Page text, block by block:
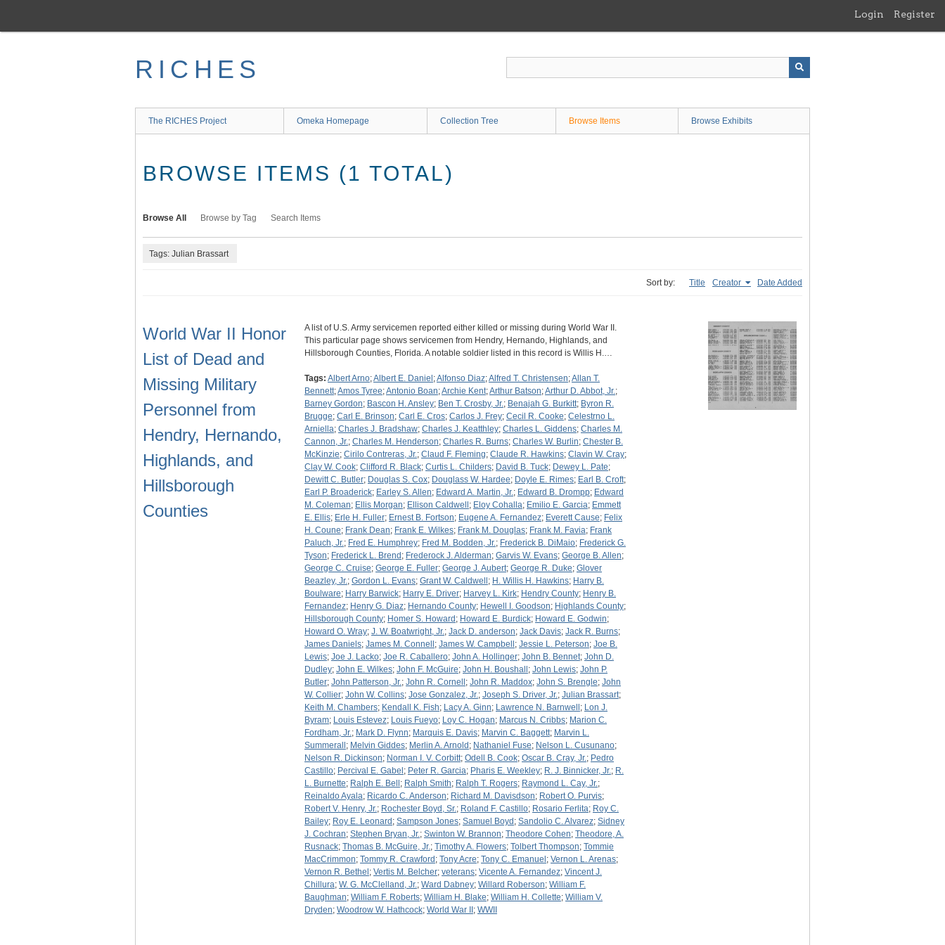
main
Login Register
RICHES
The RICHES Project Omeka Homepage Collection Tree Browse Items Browse Exhibits
BROWSE ITEMS (1 TOTAL)
Browse All Browse by Tag Search Items
Tags: Julian Brassart
Sort by: Title Creator Date Added
World War II Honor
List of Dead and
Missing Military
Personnel from
Hendry, Hernando,
Highlands, and
Hillsborough
Counties
A list of U.S. Army servicemen reported either killed or missing during World War II.
This particular page shows servicemen from Hendry, Hernando, Highlands, and
Hillsborough Counties, Florida. A notable soldier listed in this record is Willis H.…
Tags: Albert Arno;Albert E. Daniel ;Alfonso Diaz;Alfred T. Christensen;Allan T.
Bennett;Amos Tyree;Antonio Boan;Archie Kent;Arthur Batson;Arthur D. Abbot, Jr.;
Barney Gordon; Bascon H. Ansley; Ben T. Crosby, Jr.; Benajah G. Burkitt; Byron R.
Brugge; Carl E. Brinson; Carl E. Cros; Carlos J. Frey; Cecil R. Cooke; Celestrno L.
Arniella; Charles J. Bradshaw; Charles J. Keatthley; Charles L. Giddens; Charles M.
Cannon, Jr.; Charles M. Henderson; Charles R. Burns; Charles W. Burlin; Chester B.
McKinzie; Cirilo Contreras, Jr.; Claud F. Fleming; Claude R. Hawkins; Clavin W. Cray;
Clay W. Cook; Clifford R. Black; Curtis L. Childers; David B. Tuck; Dewey L. Pate;
Dewitt C. Butler; Douglas S. Cox; Douglass W. Hardee; Doyle E. Rimes; Earl B. Croft;
Earl P. Broaderick; Earley S. Allen; Edward A. Martin, Jr.; Edward B. Drompp; Edward
M. Coleman; Ellis Morgan; Ellison Caldwell ; Eloy Cohalla; Emilio E. Garcia; Emmett
E. Ellis; Erle H. Fuller; Ernest B. Fortson; Eugene A. Fernandez; Everett Cause; Felix
H. Coune; Frank Dean; Frank E. Wilkes; Frank M. Douglas; Frank M. Favia; Frank
Paluch, Jr.; Fred E. Humphrey; Fred M. Bodden, Jr.; Frederick B. DiMaio; Frederick G.
Tyson; Frederick L. Brend ; Frederock J. Alderman; Garvis W. Evans; George B. Allen;
George C. Cruise; George E. Fuller; George J. Aubert; George R. Duke; Glover
Beazley, Jr.; Gordon L. Evans; Grant W. Caldwell ; H. Willis H. Hawkins; Harry B.
Boulware; Harry Barwick; Harry E. Driver; Harvey L. Kirk; Hendry County; Henry B.
Fernandez; Henry G. Diaz; Hernando County; Hewell I. Goodson; Highlands County;
Hillsborough County; Homer S. Howard ; Howard E. Burdick; Howard E. Godwin;
Howard O. Wray; J. W. Boatwright, Jr.; Jack D. anderson; Jack Davis; Jack R. Burns;
James Daniels; James M. Connell ; James W. Campbell ; Jessie L. Peterson; Joe B.
Lewis; Joe J. Lacko; Joe R. Caballero; John A. Hollinger; John B. Bennet; John D.
Dudley; John E. Wilkes; John F. McGuire; John H. Boushall ; John Lewis; John P.
Butler; John Patterson, Jr.; John R. Cornell ; John R. Maddox; John S. Brengle; John
W. Collier; John W. Collins; Jose Gonzalez, Jr.; Joseph S. Driver, Jr.; Julian Brassart;
Keith M. Chambers; Kendall K. Fish; Lacy A. Ginn; Lawrence N. Barnwell ; Lon J.
Byram; Louis Estevez; Louis Fueyo; Loy C. Hogan; Marcus N. Cribbs; Marion C.
Fordham, Jr.; Mark D. Flynn; Marquis E. Davis; Marvin C. Baggett; Marvin L.
Summerall ; Melvin Giddes; Merlin A. Arnold ; Nathaniel Fuse; Nelson L. Cusunano;
Nelson R. Dickinson; Norman I. V. Corbitt; Odell B. Cook; Oscar B. Cray, Jr.; Pedro
Castillo; Percival E. Gabel ; Peter R. Garcia; Pharis E. Weekley; R. J. Binnicker, Jr.; R.
L. Burnette; Ralph E. Bell ; Ralph Smith; Ralph T. Rogers; Raymond L. Cay, Jr.;
Reinaldo Ayala; Ricardo C. Anderson; Richard M. Davisdson; Robert O. Purvis;
Robert V. Henry, Jr.; Rochester Boyd, Sr.; Roland F. Castillo; Rosario Ferlita; Roy C.
Bailey; Roy E. Leonard ; Sampson Jones; Samuel Boyd ; Sandolio C. Alvarez; Sidney
J. Cochran; Stephen Bryan, Jr.; Swinton W. Brannon; Theodore Cohen; Theodore, A.
Rusnack; Thomas B. McGuire, Jr.; Timothy A. Flowers; Tolbert Thompson; Tommie
MacCrimmon; Tommy R. Crawford ; Tony Acre; Tony C. Emanuel ; Vernon L. Arenas;
Vernon R. Bethel ; Vertis M. Belcher; veterans; Vicente A. Fernandez; Vincent J.
Chillura; W. G. McClelland, Jr.; Ward Dabney; Willard Roberson; William F.
Baughman; William F. Roberts; William H. Blake; William H. Collette; William V.
Dryden; Woodrow W. Hathcock; World War II ; WWII